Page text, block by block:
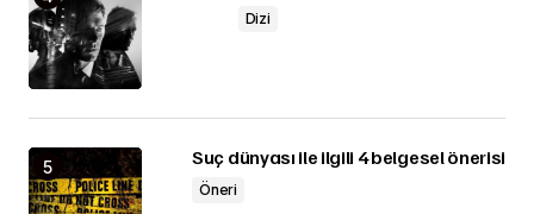
Dizi
Suç dünyası ile ilgili 4 belgesel önerisi
Öneri